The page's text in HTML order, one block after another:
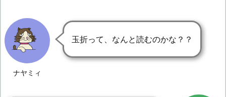
ナヤミィ
玉折って、なんと読むのかな？？